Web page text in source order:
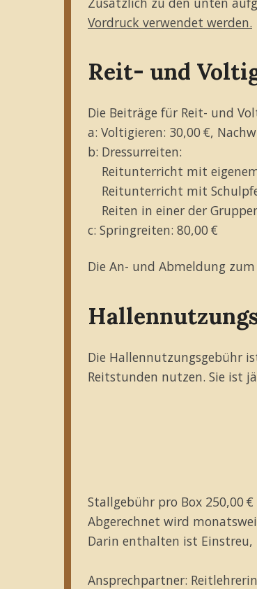
Vordruck verwendet werden.
Reit- und
Die Beiträge für Reit- und
a: Voltigieren: 30,00 €,
b: Dressurreiten:
Reitunterricht mit
Reitunterricht mit
Reiten in einer der
c: Springreiten: 80,00 €
Die An- und Abmeldung
Die Hallennutzungsgebühr
Reitstunden nutzen. Sie ist
Stallgebühr pro Box 250,00
Abgerechnet wird
Darin enthalten ist Einstreu,
Ansprechpartner: